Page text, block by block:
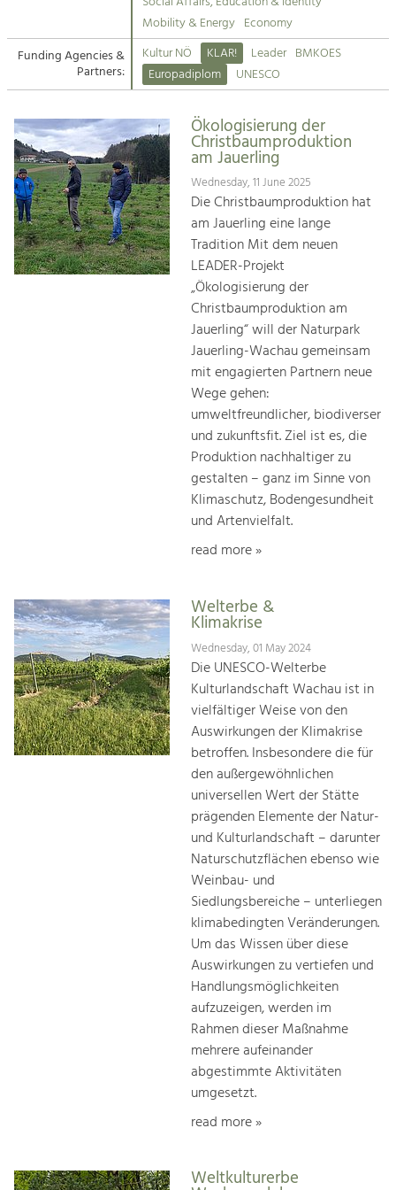
Suche
Impressum
Kontakt
Tourism
Offer Development and Positioning
Art & Culture
Crafts, Science and Research.
Social Affairs, Education
& Identity
Equality, Youth and Integration.
Climate Change, Public Transport and
Increase in Regional Value Added.
Mobility & Energy Economy
Funding Agencies &
Partners:
Kultur NÖ KLAR! Leader BMKOES
Europadiplom
UNESCO
Ökologisierung der
Christbaumproduktion
am Jauerling
Wednesday, 11 June 2025
Die Christbaumproduktion hat
am Jauerling eine lange
Tradition Mit dem neuen
LEADER-Projekt
„Ökologisierung der
Christbaumproduktion am
Jauerling“ will der Naturpark
Jauerling-Wachau gemeinsam
mit engagierten Partnern neue
Wege gehen:
umweltfreundlicher, biodiverser
und zukunftsfit. Ziel ist es, die
Produktion nachhaltiger zu
gestalten – ganz im Sinne von
Klimaschutz, Bodengesundheit
und Artenvielfalt.
read more »
Welterbe &
Klimakrise
Wednesday, 01 May 2024
Die UNESCO-Welterbe
Kulturlandschaft Wachau ist in
vielfältiger Weise von den
Auswirkungen der Klimakrise
betroffen. Insbesondere die für
den außergewöhnlichen
universellen Wert der Stätte
prägenden Elemente der Natur-
und Kulturlandschaft – darunter
Naturschutzflächen ebenso wie
Weinbau- und
Siedlungsbereiche – unterliegen
klimabedingten Veränderungen.
Um das Wissen über diese
Auswirkungen zu vertiefen und
Handlungsmöglichkeiten
aufzuzeigen, werden im
Rahmen dieser Maßnahme
mehrere aufeinander
abgestimmte Aktivitäten
umgesetzt.
read more »
Weltkulturerbe